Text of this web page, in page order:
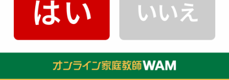
スルーは生まれません。
問題量をこなすことは塾や宿題
に任せ、オンライン家庭教師のWAMでは「根本的にどの
ように解けばいいのか」という本質を指導
解き方のアプローチを知るだけで、今後の成績は大きく
変わってきます。